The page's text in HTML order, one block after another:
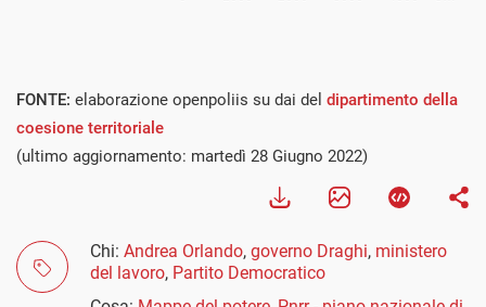
FONTE: elaborazione openpoliis su dai del dipartimento della
coesione territoriale
(ultimo aggiornamento: martedì 28 Giugno 2022)
Chi: Andrea Orlando, governo Draghi, ministero
del lavoro, Partito Democratico